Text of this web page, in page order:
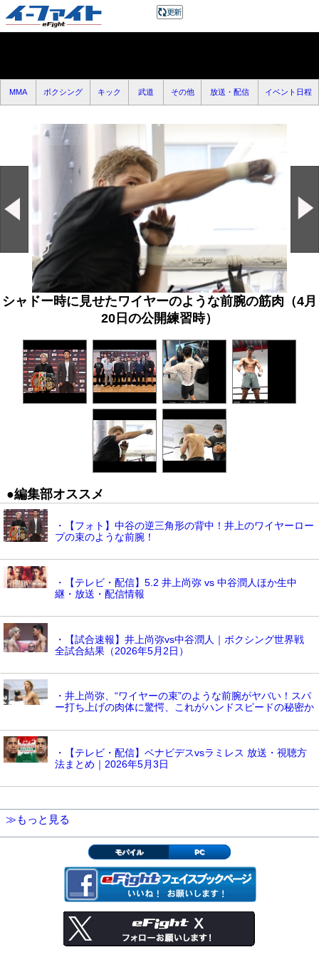
MMA ボクシング キック 武道 その他 放送・配信 イベント日程
シャドー時に見せたワイヤーのような前腕の筋肉（4月
20日の公開練習時）
●編集部オススメ
・【フォト】中谷の逆三角形の背中！井上のワイヤーロー
プの束のような前腕！
・【テレビ・配信】5.2 井上尚弥 vs 中谷潤人ほか生中
継・放送・配信情報
・【試合速報】井上尚弥vs中谷潤人｜ボクシング世界戦
全試合結果（2026年5月2日）
・井上尚弥、“ワイヤーの束”のような前腕がヤバい！スパ
ー打ち上げの肉体に驚愕、これがハンドスピードの秘密か
・【テレビ・配信】ベナビデスvsラミレス 放送・視聴方
法まとめ｜2026年5月3日
≫もっと見る
モバイル PC